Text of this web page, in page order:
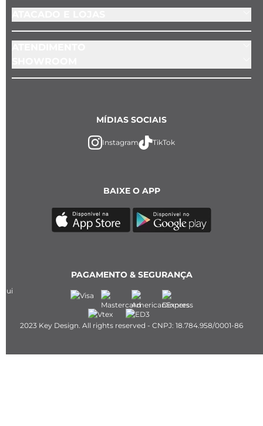
BAIXE O APP
MÍDIAS SOCIAIS
Instagram TikTok
PAGAMENTO & SEGURANÇA
2023 Key Design. All rights reserved - CNPJ: 18.784.958/0001-86